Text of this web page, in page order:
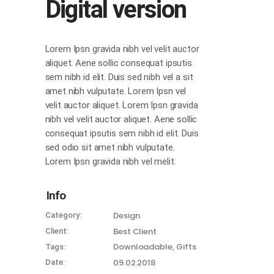
Digital version
Lorem Ipsn gravida nibh vel velit auctor
aliquet. Aene sollic consequat ipsutis
sem nibh id elit. Duis sed nibh vel a sit
amet nibh vulputate. Lorem Ipsn vel
velit auctor aliquet. Lorem Ipsn gravida
nibh vel velit auctor aliquet. Aene sollic
consequat ipsutis sem nibh id elit. Duis
sed odio sit amet nibh vulputate.
Lorem Ipsn gravida nibh vel melit.
Info
Category: Design
Client: Best Client
Tags: Downloadable Gifts
Date: 09.02.2018